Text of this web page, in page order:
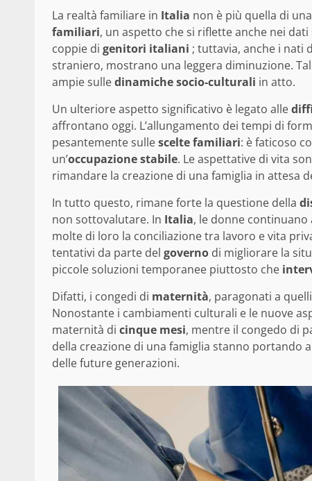
La realtà familiare in Italia non è più quella di
familiari, un aspetto che si riflette anche nei
coppie di genitori italiani ; tuttavia, anche i nati
straniero, mostrano una leggera diminuzione.
ampie sulledinamiche socio-culturali in atto.
Un ulteriore aspetto significativo è legato alle
affrontano oggi. L’allungamento dei tempi di
pesantemente sullescelte familiari: è faticoso
un’occupazione stabile. Le aspettative di vita
rimandare la creazione di una famiglia in attesa
In tutto questo, rimane forte la questione della
non sottovalutare. In Italia, le donne
molte di loro la conciliazione tra lavoro e vita
tentativi da parte del governo di migliorare la
piccole soluzioni temporanee piuttosto che
Difatti, i congedi di maternità, paragonati a
Nonostante i cambiamenti culturali e le nuove
maternità di cinque mesi, mentre il congedo di
della creazione di una famiglia stanno portando
delle future generazioni.